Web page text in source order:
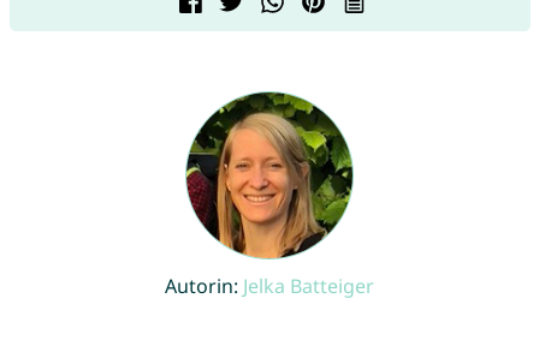
Autorin: Jelka Batteiger